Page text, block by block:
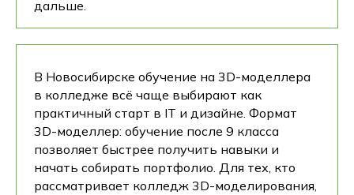
дальше.
В Новосибирске обучение на 3D-моделлера
в колледже всё чаще выбирают как
практичный старт в IT и дизайне. Формат
3D-моделлер: обучение после 9 класса
позволяет быстрее получить навыки и
начать собирать портфолио. Для тех, кто
рассматривает колледж 3D-моделирования,